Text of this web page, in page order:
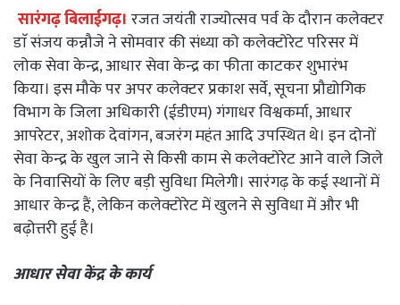
सारंगढ़ बिलाईगढ़। रजत जयंती राज्योत्सव पर्व के दौरान कलेक्टर
डाॅ संजय कन्नौजे ने सोमवार की संध्या को कलेक्टोरेट परिसर में
लोक सेवा केन्द्र, आधार सेवा केन्द्र का फीता काटकर शुभारंभ
किया। इस मौके पर अपर कलेक्टर प्रकाश सर्वे, सूचना प्रौद्योगिक
विभाग के जिला अधिकारी (ईडीएम) गंगाधर विश्वकर्मा, आधार
आपरेटर, अशोक देवांगन, बजरंग महंत आदि उपस्थित थे। इन दोनों
सेवा केन्द्र के खुल जाने से किसी काम से कलेक्टोरेट आने वाले जिले
के निवासियों के लिए बड़ी सुविधा मिलेगी। सारंगढ़ के कई स्थानों में
आधार केन्द्र हैं, लेकिन कलेक्टोरेट में खुलने से सुविधा में और भी
बढ़ोत्तरी हुई है।
आधार सेवा केंद्र के कार्य